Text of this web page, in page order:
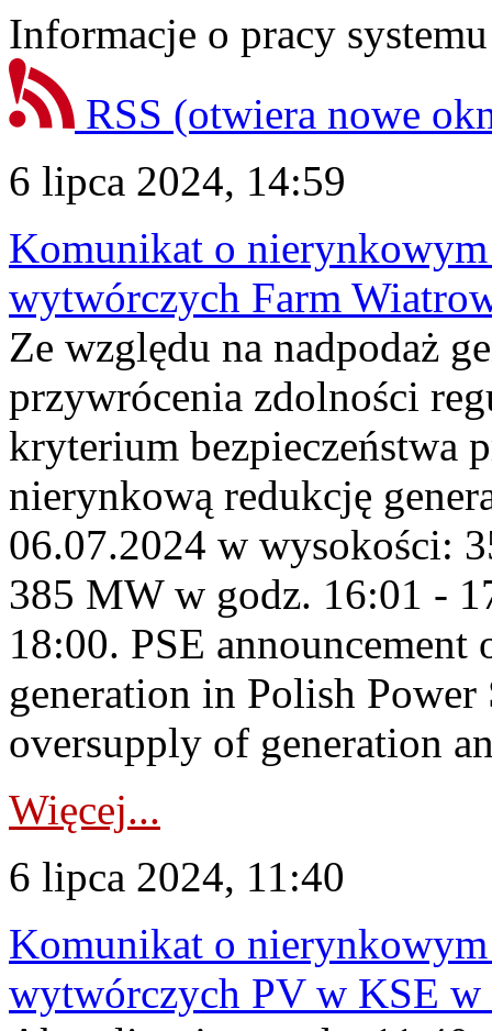
Informacje o pracy
RSS (otwiera nowe
6 lipca 2024, 14:59
Komunikat o
wytwórczych Farm
Ze względu na nadpodaż
przywrócenia zdolności
kryterium bezpieczeństwa
nierynkową redukcję
06.07.2024 w wysokości:
385 MW w godz. 16:01 -
18:00. PSE
generation in Polish
oversupply of generation
Więcej...
6 lipca 2024, 11:40
Komunikat o
wytwórczych PV w KSE